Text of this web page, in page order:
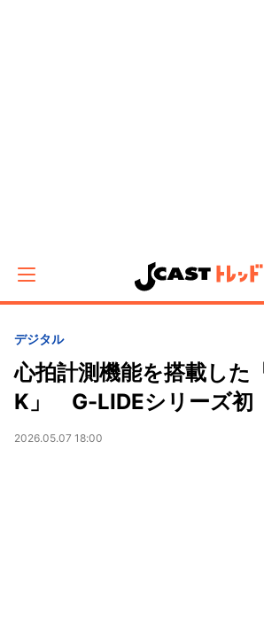
デジタル
心拍計測機能を搭載した
K」 G-LIDEシリーズ初
2026.05.07 18:00